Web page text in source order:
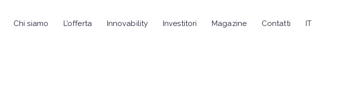
Chi siamo L’offerta Innovability Investitori Magazine Contatti IT